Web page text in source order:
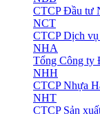
CTCP Đầu tư
NCT
CTCP Dịch
NHA
Tổng Công ty
NHH
CTCP Nhựa
NHT
CTCP Sản